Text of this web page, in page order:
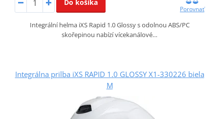
Do košíka
Porovnať
Integrální helma iXS Rapid 1.0 Glossy s odolnou ABS/PC
skořepinou nabízí vícekanálové…
Integrálna prilba iXS RAPID 1.0 GLOSSY X1-330226 biela
M